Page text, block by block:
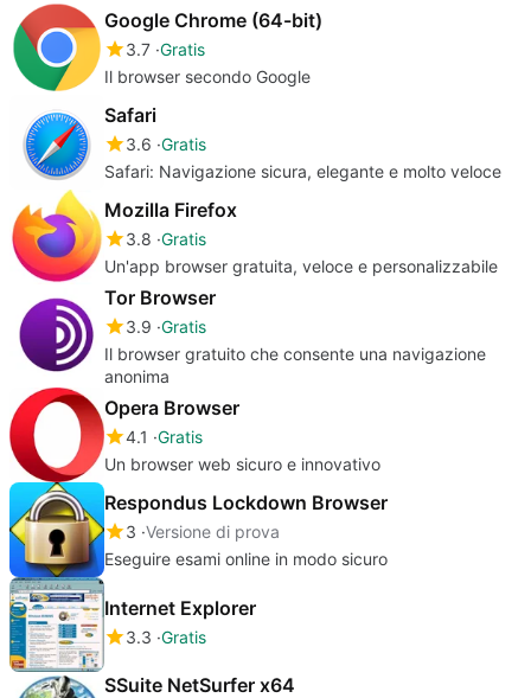
Google Chrome (64-bit)
3.7 Gratis
Il browser secondo Google
Safari
3.6 Gratis
Safari: Navigazione sicura, elegante e molto veloce
Mozilla Firefox
3.8 Gratis
Un'app browser gratuita, veloce e personalizzabile
Tor Browser
3.9 Gratis
Il browser gratuito che consente una navigazione
anonima
Opera Browser
4.1 Gratis
Un browser web sicuro e innovativo
Respondus Lockdown Browser
3 Versione di prova
Eseguire esami online in modo sicuro
Internet Explorer
3.3 Gratis
SSuite NetSurfer x64